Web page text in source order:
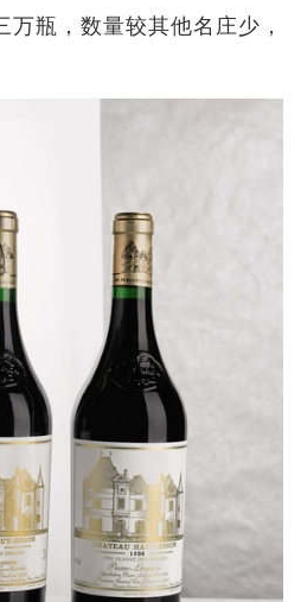
瓶，数量较其他名庄少，